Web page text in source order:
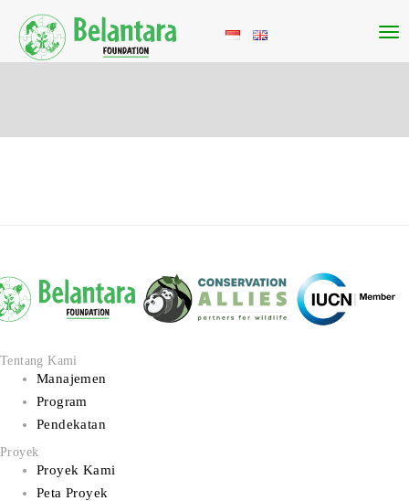
Tentang Kami
Manajemen
Program
Pendekatan
Proyek
Proyek Kami
Peta Proyek